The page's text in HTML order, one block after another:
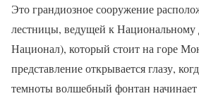
Это грандиозное сооружение
лестницы, ведущей к
Национал), который стоит на горе
представление открывается глазу,
темноты волшебный фонтан начинает